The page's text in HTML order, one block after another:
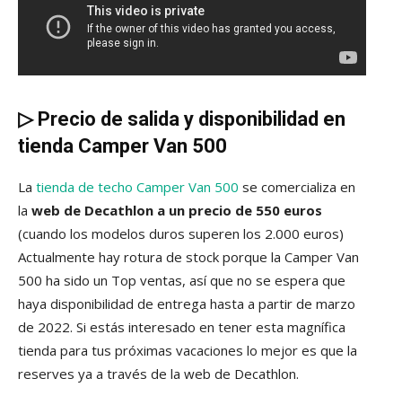
▷Precio de salida y disponibilidad en
tienda Camper Van 500
La tienda de techo Camper Van 500 se comercializa en
la web de Decathlon a un precio de 550 euros
(cuando los modelos duros superen los 2.000 euros)
Actualmente hay rotura de stock porque la Camper Van
500 ha sido un Top ventas, así que no se espera que
haya disponibilidad de entrega hasta a partir de marzo
de 2022. Si estás interesado en tener esta magnífica
tienda para tus próximas vacaciones lo mejor es que la
reserves ya a través de la web de Decathlon.